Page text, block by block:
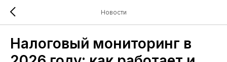
Новости
Налоговый мониторинг в